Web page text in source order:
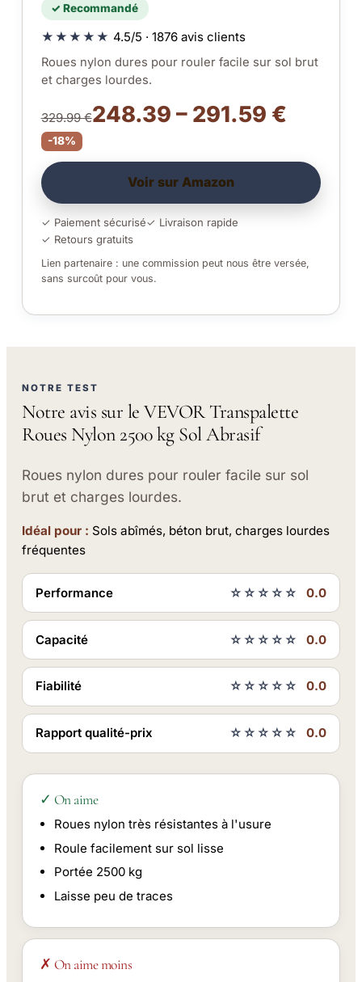
✓ Recommandé
★★★★★ 4.5/5 · 1876 avis clients
Roues nylon dures pour rouler facile sur sol brut
et charges lourdes.
329.99 €248.39 – 291.59 €
-18%
Voir sur Amazon
✓ Paiement sécurisé✓ Livraison rapide
✓ Retours gratuits
Lien partenaire : une commission peut nous être versée,
sans surcoût pour vous.
NOTRE TEST
Notre avis sur le VEVOR Transpalette
Roues Nylon 2500 kg Sol Abrasif
Roues nylon dures pour rouler facile sur sol
brut et charges lourdes.
Idéal pour : Sols abîmés, béton brut, charges lourdes
fréquentes
Performance ☆☆☆☆☆ 0.0
Capacité ☆☆☆☆☆ 0.0
Fiabilité ☆☆☆☆☆ 0.0
Rapport qualité-prix ☆☆☆☆☆ 0.0
✓ On aime
Roues nylon très résistantes à l'usure
Roule facilement sur sol lisse
Portée 2500 kg
Laisse peu de traces
✗ On aime moins